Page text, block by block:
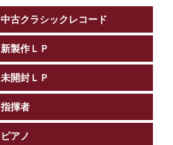
中古クラシックレコード
新製作ＬＰ
未開封ＬＰ
指揮者
ピアノ